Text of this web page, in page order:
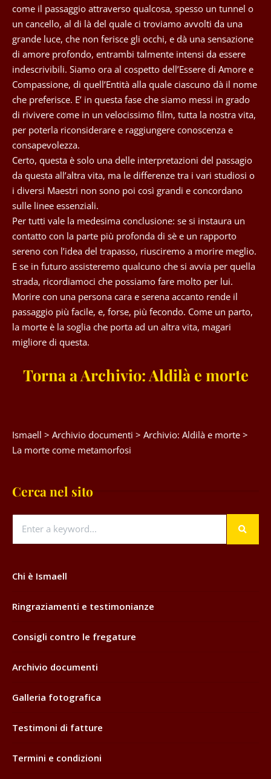
come il passaggio attraverso qualcosa, spesso un tunnel o
un cancello, al di là del quale ci troviamo avvolti da una
grande luce, che non ferisce gli occhi, e dà una sensazione
di amore profondo, entrambi talmente intensi da essere
indescrivibili. Siamo ora al cospetto dell’Essere di Amore e
Compassione, di quell’Entità alla quale ciascuno dà il nome
che preferisce. E’ in questa fase che siamo messi in grado
di rivivere come in un velocissimo film, tutta la nostra vita,
per poterla riconsiderare e raggiungere conoscenza e
consapevolezza.
Certo, questa è solo una delle interpretazioni del passagio
da questa all’altra vita, ma le differenze tra i vari studiosi o
i diversi Maestri non sono poi così grandi e concordano
sulle linee essenziali.
Per tutti vale la medesima conclusione: se si instaura un
contatto con la parte più profonda di sè e un rapporto
sereno con l’idea del trapasso, riusciremo a morire meglio.
E se in futuro assisteremo qualcuno che si avvia per quella
strada, ricordiamoci che possiamo fare molto per lui.
Morire con una persona cara e serena accanto rende il
passaggio più facile, e, forse, più fecondo. Come un parto,
la morte è la soglia che porta ad un altra vita, magari
migliore di questa.
Torna a Archivio: Aldilà e morte
Ismaell > Archivio documenti > Archivio: Aldilà e morte >
La morte come metamorfosi
Cerca nel sito
Chi è Ismaell
Ringraziamenti e testimonianze
Consigli contro le fregature
Archivio documenti
Galleria fotografica
Testimoni di fatture
Termini e condizioni